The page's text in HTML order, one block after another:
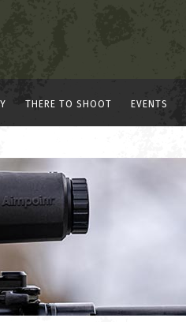
THERE TO SHOOT EVENTS